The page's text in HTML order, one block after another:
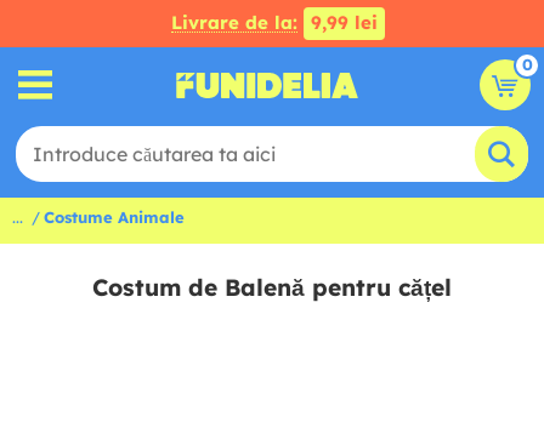
Livrare de la: 9,99 lei
0
... Costume Animale
Costum de Balenă pentru cățel